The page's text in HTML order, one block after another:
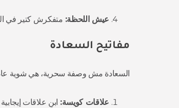
عيش اللحظة: متفكرش كتير في
مفاتيح السعادة
السعادة مش وصفة سحرية، هي شوية
علاقات كويسة: ابنِ علاقات